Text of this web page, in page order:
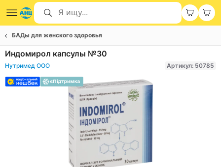
БАДы для женского здоровья
Индомирол капсулы №30
Нутримед ООО Артикул: 50785